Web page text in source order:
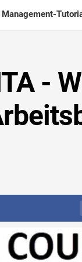
-